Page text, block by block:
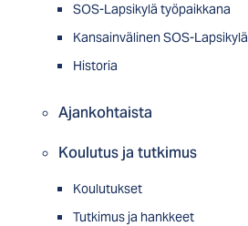
SOS-Lapsikylä työpaikkana
Kansainvälinen SOS-Lapsikylä
Historia
Ajankohtaista
Koulutus ja tutkimus
Koulutukset
Tutkimus ja hankkeet